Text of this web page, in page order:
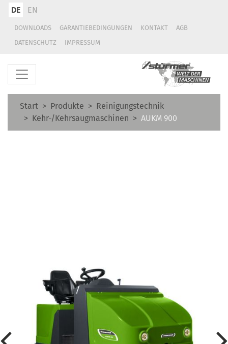
DE EN
DOWNLOADS GARANTIEBEDINGUNGEN KONTAKT
AGB
DATENSCHUTZ
IMPRESSUM
Start Produkte
Reinigungstechnik
Kehr-/Kehrsaugmaschinen
AUKM 900